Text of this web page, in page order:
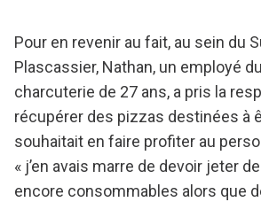
Pour en revenir au fait, au sein du
Plascassier, Nathan, un employé
charcuterie de 27 ans, a pris la
récupérer des pizzas destinées à
souhaitait en faire profiter au
« j’en avais marre de devoir jeter
encore consommables alors que